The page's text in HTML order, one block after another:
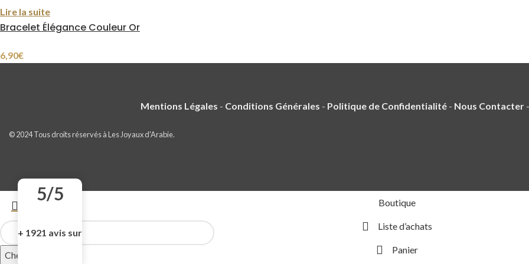
Lire la suite
Bracelet Élégance Couleur Or
6,90€
Mentions Légales - Conditions Générales - Politique de Confidentialité- Nous Contacter-
© 2024 Tous droits réservés à Les Joyaux d'Arabie.
Chercher
Boutique
Liste d’achats
Panier
5/5
+ 1921 avis sur